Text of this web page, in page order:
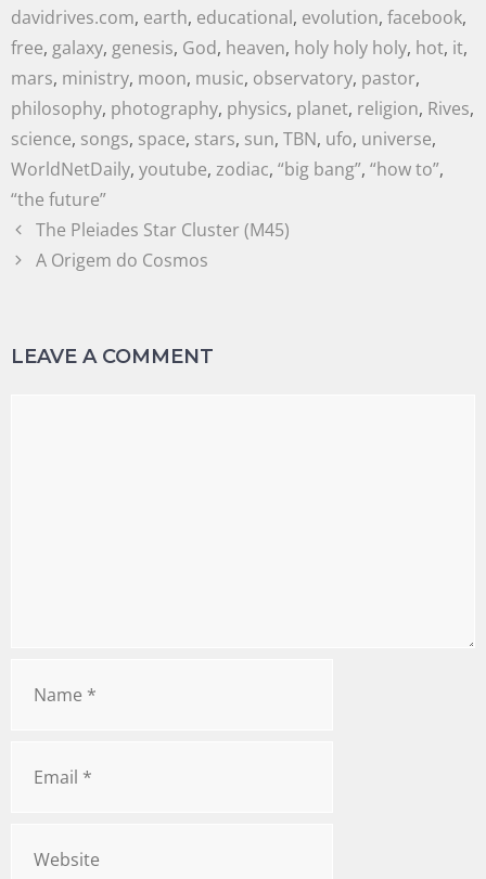
davidrives.com, earth, educational, evolution, facebook,
free, galaxy, genesis, God, heaven, holy holy holy, hot, it,
mars, ministry, moon, music, observatory, pastor,
philosophy, photography, physics, planet, religion, Rives,
science, songs, space, stars, sun, TBN, ufo, universe,
WorldNetDaily, youtube, zodiac, “big bang”, “how to”,
“the future”
The Pleiades Star Cluster (M45)
A Origem do Cosmos
LEAVE A COMMENT